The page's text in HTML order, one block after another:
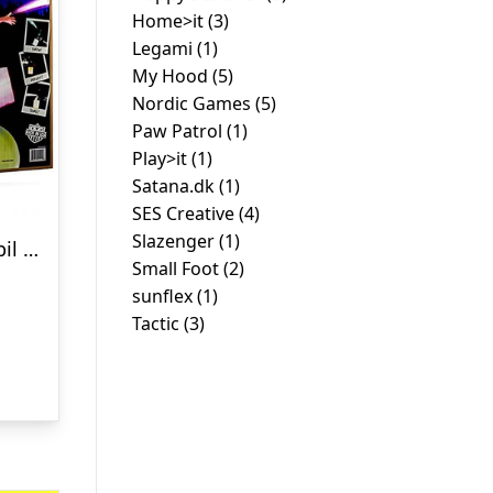
KanJam Illuminate havespil med led-lys
309,00.
Home>it(3)
Legami (1)
My Hood (5)
Nordic Games (5)
Paw Patrol (1)
Play>it(1)
Satana.dk(1)
SES Creative(4)
Slazenger(1)
Small Foot(2)
sunflex(1)
Tactic (3)